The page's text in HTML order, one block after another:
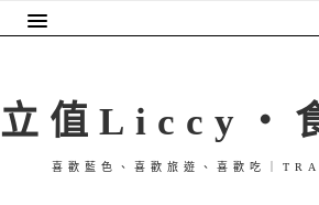
立值Liccy・
喜歡藍色、喜歡旅遊、喜歡吃｜